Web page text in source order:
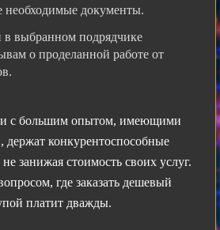
необходимые документы.
в выбранном подрядчике
о проделанной работе от
с большим опытом, имеющими
держат конкурентоспособные
занижая стоимость своих услуг.
где заказать дешевый
платит дважды.